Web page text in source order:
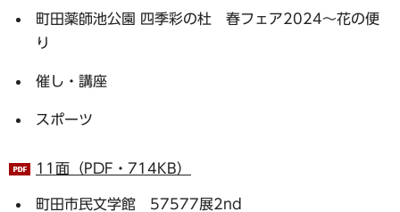
町田薬師池公園 四季彩の杜 春フェア2024～花の便
り
催し・講座
スポーツ
11面（PDF・714KB）
町田市民文学館 57577展2nd